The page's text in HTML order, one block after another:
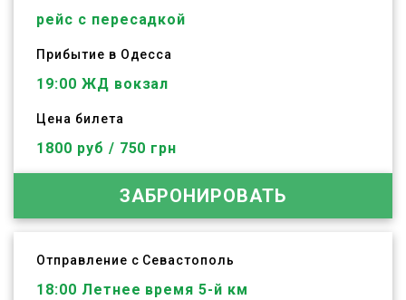
рейс с пересадкой
Прибытие в Одесса
19:00 ЖД вокзал
Цена билета
1800 руб / 750 грн
ЗАБРОНИРОВАТЬ
Отправление с Севастополь
18:00 Летнее время 5-й км